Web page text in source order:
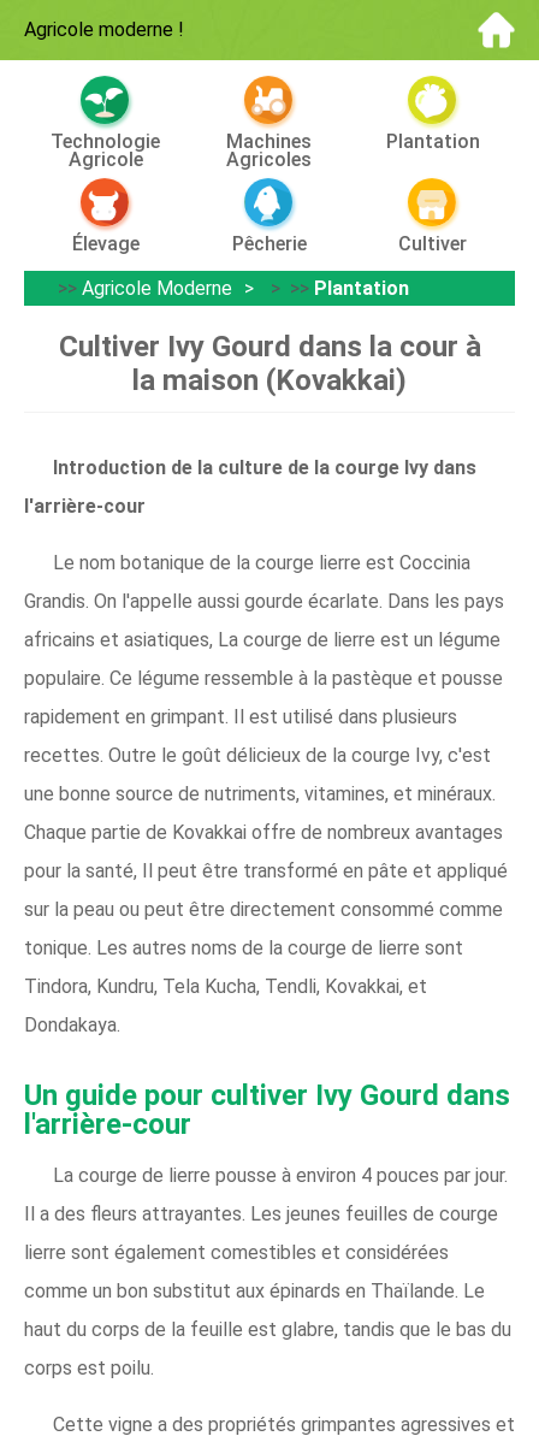
Agricole moderne !
Technologie
Agricole
Machines
Agricoles
Plantation
Élevage Pêcherie
Cultiver
>> Agricole Moderne > >> Plantation
Cultiver Ivy Gourd dans la cour à
la maison (Kovakkai)
Introduction de la culture de la courge Ivy dans
l'arrière-cour
Le nom botanique de la courge lierre est Coccinia
Grandis. On l'appelle aussi gourde écarlate. Dans les pays
africains et asiatiques, La courge de lierre est un légume
populaire. Ce légume ressemble à la pastèque et pousse
rapidement en grimpant. Il est utilisé dans plusieurs
recettes. Outre le goût délicieux de la courge Ivy, c'est
une bonne source de nutriments, vitamines, et minéraux.
Chaque partie de Kovakkai offre de nombreux avantages
pour la santé, Il peut être transformé en pâte et appliqué
sur la peau ou peut être directement consommé comme
tonique. Les autres noms de la courge de lierre sont
Tindora, Kundru, Tela Kucha, Tendli, Kovakkai, et
Dondakaya.
Un guide pour cultiver Ivy Gourd dans
l'arrière-cour
La courge de lierre pousse à environ 4 pouces par jour.
Il a des fleurs attrayantes. Les jeunes feuilles de courge
lierre sont également comestibles et considérées
comme un bon substitut aux épinards en Thaïlande. Le
haut du corps de la feuille est glabre, tandis que le bas du
corps est poilu.
Cette vigne a des propriétés grimpantes agressives et